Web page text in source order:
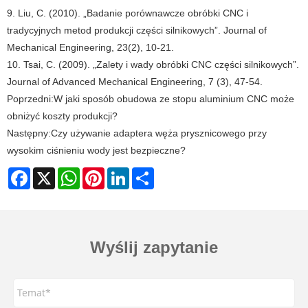
9. Liu, C. (2010). „Badanie porównawcze obróbki CNC i
tradycyjnych metod produkcji części silnikowych”. Journal of
Mechanical Engineering, 23(2), 10-21.
10. Tsai, C. (2009). „Zalety i wady obróbki CNC części silnikowych”.
Journal of Advanced Mechanical Engineering, 7 (3), 47-54.
Poprzedni:W jaki sposób obudowa ze stopu aluminium CNC może
obniżyć koszty produkcji?
Następny:Czy używanie adaptera węża prysznicowego przy
wysokim ciśnieniu wody jest bezpieczne?
Facebook
X WhatsAppPinterestLinkedIn
Wyślij zapytanie